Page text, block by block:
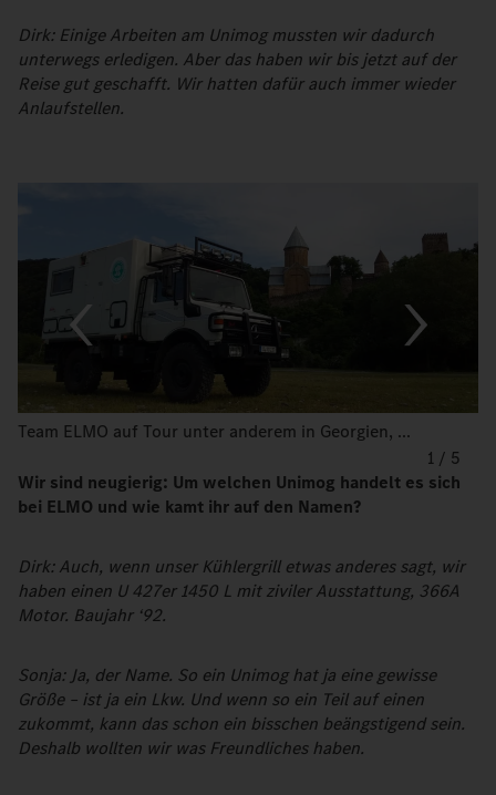
Dirk: Einige Arbeiten am Unimog mussten wir dadurch
unterwegs erledigen. Aber das haben wir bis jetzt auf der
Reise gut geschafft. Wir hatten dafür auch immer wieder
Anlaufstellen.
Team ELMO auf Tour unter anderem in Georgien, ...
1 / 5
Wir sind neugierig: Um welchen Unimog handelt es sich
bei ELMO und wie kamt ihr auf den Namen?
Dirk: Auch, wenn unser Kühlergrill etwas anderes sagt, wir
haben einen U 427er 1450 L mit ziviler Ausstattung, 366A
Motor. Baujahr ‘92.
Sonja: Ja, der Name. So ein Unimog hat ja eine gewisse
Größe – ist ja ein Lkw. Und wenn so ein Teil auf einen
zukommt, kann das schon ein bisschen beängstigend sein.
Deshalb wollten wir was Freundliches haben.